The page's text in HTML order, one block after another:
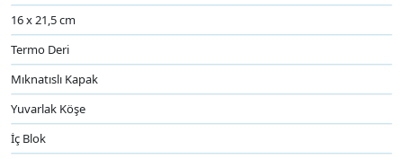
16 x 21,5 cm
Termo Deri
Mıknatıslı Kapak
Yuvarlak Köşe
İç Blok